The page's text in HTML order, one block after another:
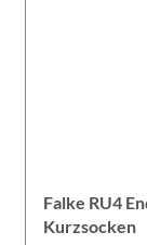
Falke RU4
Kurzsocken